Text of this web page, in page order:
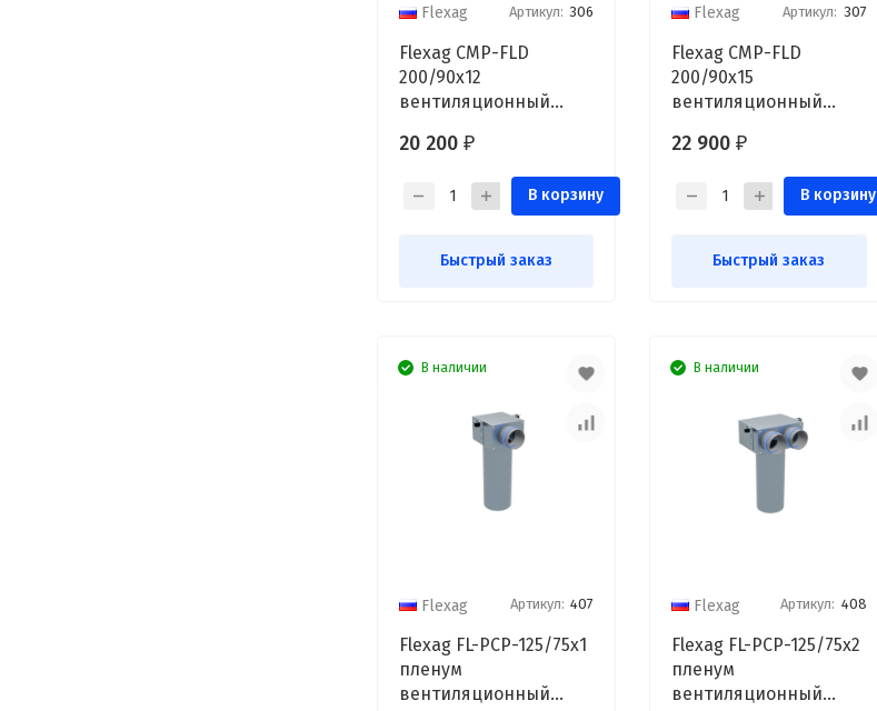
Flexag Артикул: 306
Flexag CMP-FLD
200/90x12
вентиляционный
12/16 выходов FLD
20 200 ₽
В корзину
Быстрый заказ
Flexag Артикул: 307
Flexag CMP-FLD
200/90x15
вентиляционный
15/21 выходов FLD
22 900 ₽
В корзину
Быстрый заказ
В наличии
Flexag Артикул: 407
Flexag FL-PCP-125/75x1
пленум
вентиляционный
В наличии
Flexag Артикул: 408
Flexag FL-PCP-125/75x2
пленум
вентиляционный